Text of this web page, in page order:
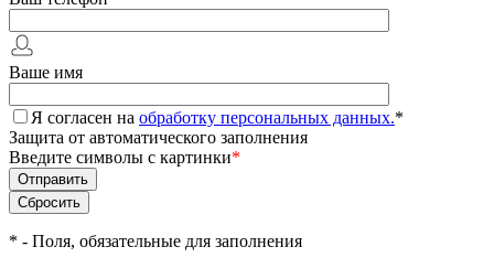
Ваше имя
Я согласен на обработку персональных данных.*
Защита от автоматического заполнения
Введите символы с картинки*
* - Поля, обязательные для заполнения